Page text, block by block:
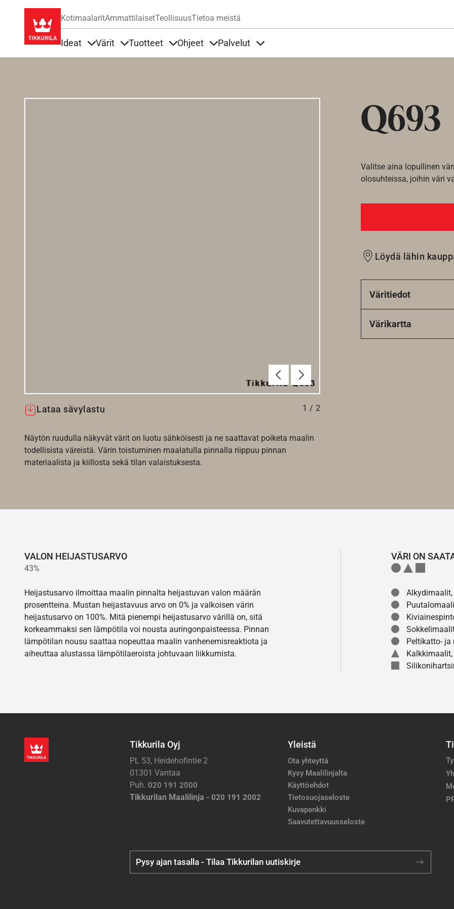
KotimaalaritAmmattilaisetTeollisuusTietoa meistä
Ideat Värit Tuotteet Ohjeet Palvelut
Q693
EdellinenSeuraava
Lataa sävylastu 1 / 2
Näytön ruudulla näkyvät värit on luotu sähköisesti ja ne saattavat poiketa maalin
todellisista väreistä. Värin toistuminen maalatulla pinnalla riippuu pinnan
materiaalista ja kiillosta sekä tilan valaistuksesta.
Valitse aina lopullinen
olosuhteissa, joihin väri
Löydä lähin
Väritiedot
Värikartta
VALON HEIJASTUSARVO
43%
Heijastusarvo ilmoittaa maalin pinnalta heijastuvan valon määrän
prosentteina. Mustan heijastavuus arvo on 0% ja valkoisen värin
heijastusarvo on 100%. Mitä pienempi heijastusarvo värillä on, sitä
korkeammaksi sen lämpötila voi nousta auringonpaisteessa. Pinnan
lämpötilan nousu saattaa nopeuttaa maalin vanhenemisreaktiota ja
aiheuttaa alustassa lämpötilaeroista johtuvaan liikkumista.
VÄRI ON
Peltikatto-
Tikkurila Oyj
PL 53, Heidehofintie 2
01301 Vantaa
Puh. 020 191 2000
Tikkurilan Maalilinja - 020 191 2002
Yleistä
Ota yhteyttä
Kysy Maalilinjalta
Käyttöehdot
Tietosuojaseloste
Kuvapankki
Saavutettavuusseloste
Pysy ajan tasalla - Tilaa Tikkurilan uutiskirje